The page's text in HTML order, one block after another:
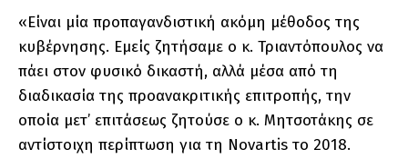
«Είναι μία προπαγανδιστική ακόμη μέθοδος της
κυβέρνησης. Εμείς ζητήσαμε ο κ. Τριαντόπουλος να
πάει στον φυσικό δικαστή, αλλά μέσα από τη
διαδικασία της προανακριτικής επιτροπής, την
οποία μετ’ επιτάσεως ζητούσε ο κ. Μητσοτάκης σε
αντίστοιχη περίπτωση για τη Νοvartis το 2018.